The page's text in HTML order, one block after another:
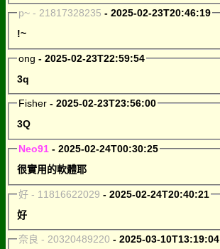
p~ - 21817328235 - 2025-02-23T20:46:19
!~
ong - 2025-02-23T22:59:54
3q
Fisher- 2025-02-23T23:56:00
3Q
Neo91- 2025-02-24T00:30:25
很實用的軟體耶
好 - 11816622029 - 2025-02-24T20:40:21
好
奈良 - 20320489220 - 2025-03-10T13:19:04